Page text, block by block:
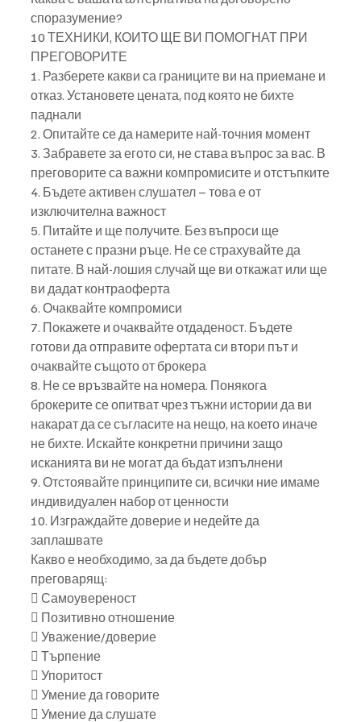
споразумение?
10 ТЕХНИКИ, КОИТО ЩЕ ВИ ПОМОГНАТ ПРИ
ПРЕГОВОРИТЕ
1. Разберете какви са границите ви на приемане и
отказ. Установете цената, под която не бихте
паднали
2. Опитайте се да намерите най-точния момент
3. Забравете за егото си, не става въпрос за вас. В
преговорите са важни компромисите и отстъпките
4. Бъдете активен слушател – това е от
изключителна важност
5. Питайте и ще получите. Без въпроси ще
останете с празни ръце. Не се страхувайте да
питате. В най-лошия случай ще ви откажат или ще
ви дадат контраоферта
6. Очаквайте компромиси
7. Покажете и очаквайте отдаденост. Бъдете
готови да отправите офертата си втори път и
очаквайте същото от брокера
8. Не се връзвайте на номера. Понякога
брокерите се опитват чрез тъжни истории да ви
накарат да се съгласите на нещо, на което иначе
не бихте. Искайте конкретни причини защо
исканията ви не могат да бъдат изпълнени
9. Отстоявайте принципите си, всички ние имаме
индивидуален набор от ценности
10. Изграждайте доверие и недейте да
заплашвате
Какво е необходимо, за да бъдете добър
преговарящ:
 Самоувереност
 Позитивно отношение
 Уважение/доверие
 Търпение
 Упоритост
 Умение да говорите
 Умение да слушате